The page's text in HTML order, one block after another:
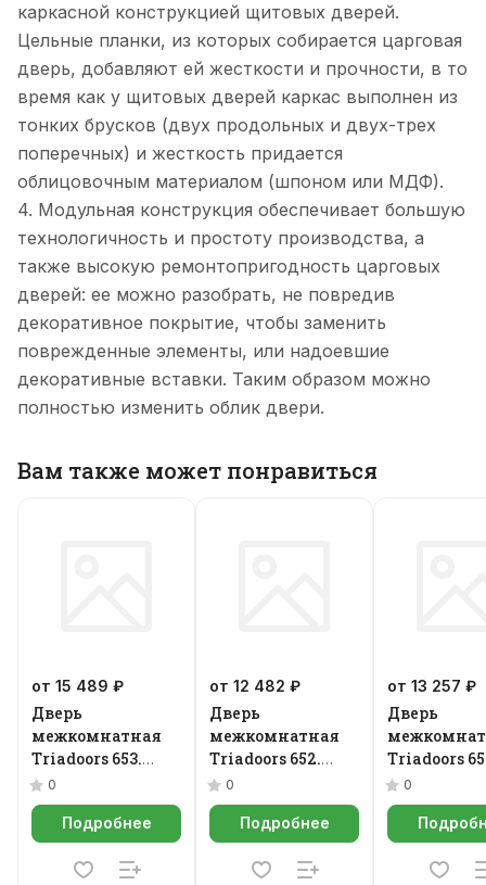
каркасной конструкцией щитовых дверей.
Цельные планки, из которых собирается царговая
дверь, добавляют ей жесткости и прочности, в то
время как у щитовых дверей каркас выполнен из
тонких брусков (двух продольных и двух-трех
поперечных) и жесткость придается
облицовочным материалом (шпоном или МДФ).
4. Модульная конструкция обеспечивает большую
технологичность и простоту производства, а
также высокую ремонтопригодность царговых
дверей: ее можно разобрать, не повредив
декоративное покрытие, чтобы заменить
поврежденные элементы, или надоевшие
декоративные вставки. Таким образом можно
полностью изменить облик двери.
Вам также может понравиться
от 15 489 ₽
Дверь
межкомнатная
Triadoors 653.
Future
0
Подробнее
от 12 482 ₽
Дверь
межкомнатная
Triadoors 652.
Future
0
Подробнее
от 13 257 ₽
Дверь
Triadoors
Future
0